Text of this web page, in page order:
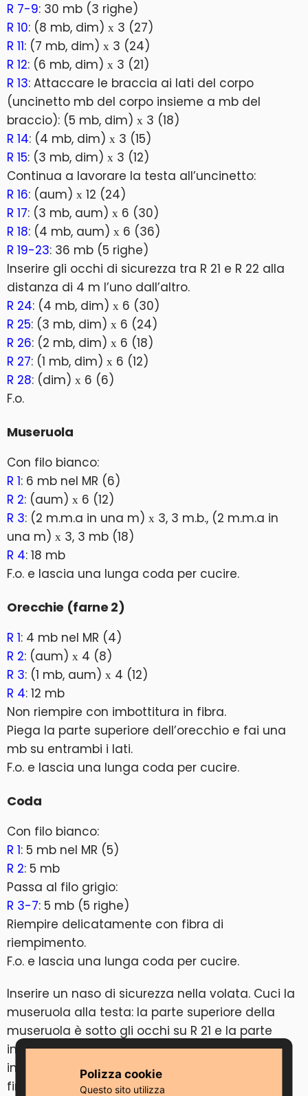
R 7-9: 30 mb (3 righe)
R 10: (8 mb, dim) х 3 (27)
R 11: (7 mb, dim) х 3 (24)
R 12: (6 mb, dim) х 3 (21)
R 13: Attaccare le braccia ai lati del corpo
(uncinetto mb del corpo insieme a mb del
braccio): (5 mb, dim) х 3 (18)
R 14: (4 mb, dim) х 3 (15)
R 15: (3 mb, dim) х 3 (12)
Continua a lavorare la testa all’uncinetto:
R 16: (aum) х 12 (24)
R 17: (3 mb, aum) х 6 (30)
R 18: (4 mb, aum) х 6 (36)
R 19-23: 36 mb (5 righe)
Inserire gli occhi di sicurezza tra R 21 e R 22 alla
distanza di 4 m l’uno dall’altro.
R 24: (4 mb, dim) х 6 (30)
R 25: (3 mb, dim) х 6 (24)
R 26: (2 mb, dim) х 6 (18)
R 27: (1 mb, dim) х 6 (12)
R 28: (dim) х 6 (6)
F.o.
Museruola
Con filo bianco:
R 1: 6 mb nel MR (6)
R 2: (aum) х 6 (12)
R 3: (2 m.m.a in una m) х 3, 3 m.b., (2 m.m.a in
una m) х 3, 3 mb (18)
R 4: 18 mb
F.o. e lascia una lunga coda per cucire.
Orecchie (farne 2)
R 1: 4 mb nel MR (4)
R 2: (aum) х 4 (8)
R 3: (1 mb, aum) х 4 (12)
R 4: 12 mb
Non riempire con imbottitura in fibra.
Piega la parte superiore dell’orecchio e fai una
mb su entrambi i lati.
F.o. e lascia una lunga coda per cucire.
Coda
Con filo bianco:
R 1: 5 mb nel MR (5)
R 2: 5 mb
Passa al filo grigio:
R 3-7: 5 mb (5 righe)
Riempire delicatamente con fibra di
riempimento.
F.o. e lascia una lunga coda per cucire.
Inserire un naso di sicurezza nella volata. Cuci la
museruola alla testa: la parte superiore della
museruola è sotto gli occhi su R 21 e la parte
inferiore è tra R 17 e R 18. Metti un po’ di
imbottitura all’interno della museruola prima di
finire.
Polizza cookie
Questo sito utilizza